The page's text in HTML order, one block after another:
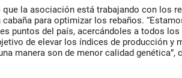
que la asociación está trabajando con los
para optimizar los rebaños.
puntos del país, acercándoles a todos
de elevar los índices de producción y
manera son de menor calidad genética”,